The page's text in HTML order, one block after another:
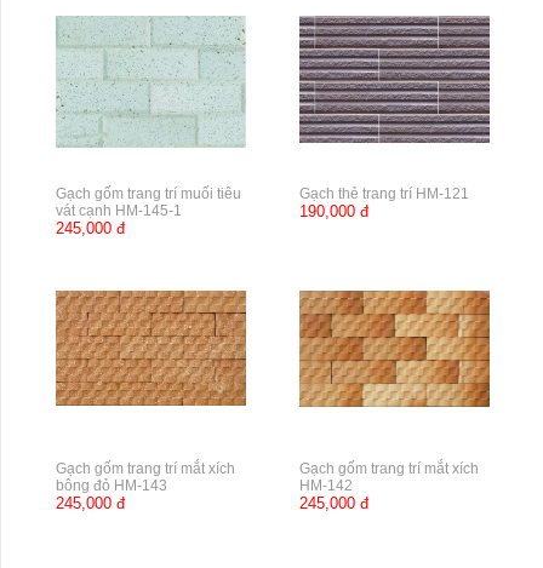
Gạch gốm trang trí muối tiêu
vát cạnh HM-145-1
245,000 đ
Gạch thẻ trang trí HM-121
190,000 đ
Gạch gốm trang trí mắt xích
bông đỏ HM-143
245,000 đ
Gạch gốm trang trí mắt xích
HM-142
245,000 đ